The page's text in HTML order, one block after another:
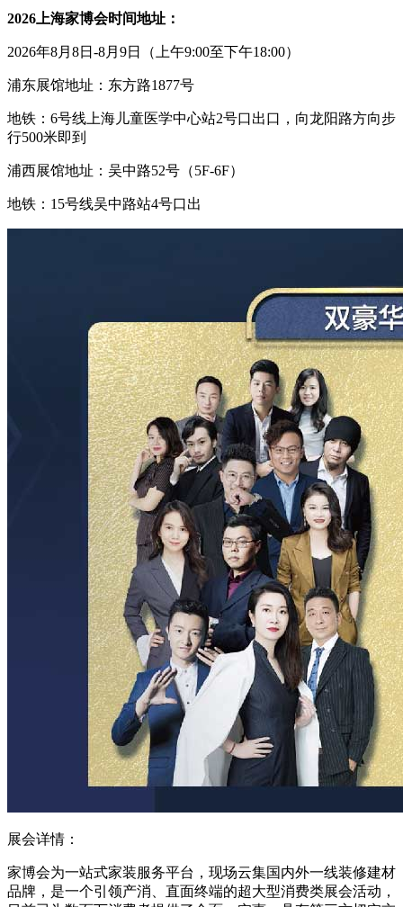
2026 上海家博会时间地址：
2026年8月8日-8月9日（上午9:00至下午18:00）
浦东展馆地址：东方路1877号
地铁： 6号线上海儿童医学中心站2号口出口，向龙阳路方向步
行500米即到
浦西展馆地址：吴中路52号（5F-6F）
地铁： 15号线吴中路站4号口出
展会详情：
家博会为一站式家装服务平台，现场云集国内外一线装修建材
品牌，是一个引领产消、直面终端的超大型消费类展会活动，